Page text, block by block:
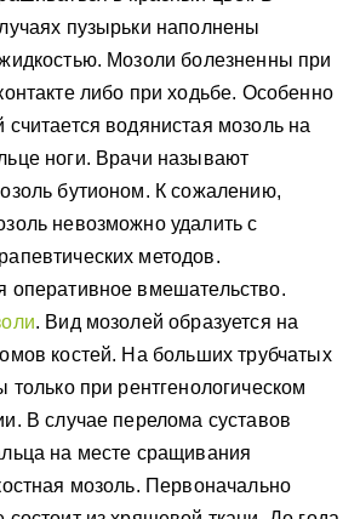
пузырьки наполнены
Мозоли болезненны при
либо при ходьбе. Особенно
считается водянистая мозоль на
ноги. Врачи называют
бутионом. К сожалению,
невозможно удалить с
методов.
оперативное вмешательство.
. Вид мозолей образуется на
костей. На больших трубчатых
только при рентгенологическом
В случае перелома суставов
на месте сращивания
мозоль. Первоначально